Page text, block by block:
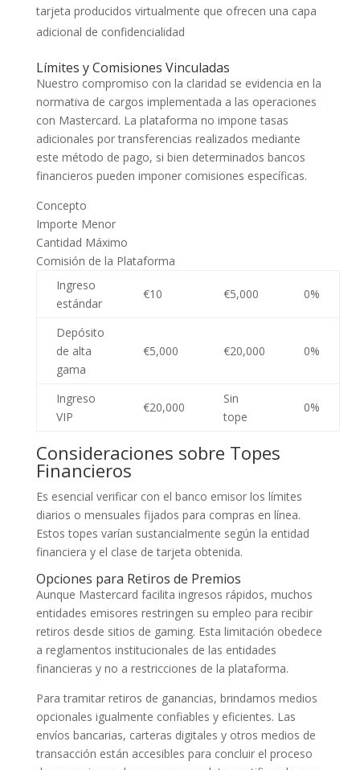
tarjeta producidos virtualmente que ofrecen una capa
adicional de confidencialidad
Límites y Comisiones Vinculadas
Nuestro compromiso con la claridad se evidencia en la
normativa de cargos implementada a las operaciones
con Mastercard. La plataforma no impone tasas
adicionales por transferencias realizados mediante
este método de pago, si bien determinados bancos
financieros pueden imponer comisiones específicas.
Concepto
Importe Menor
Cantidad Máximo
Comisión de la Plataforma
Ingreso
estándar
€10 €5,000 0%
Depósito
de alta
gama
€5,000 €20,000 0%
Ingreso
VIP
€20,000
Sin
tope
0%
Consideraciones sobre Topes
Financieros
Es esencial verificar con el banco emisor los límites
diarios o mensuales fijados para compras en línea.
Estos topes varían sustancialmente según la entidad
financiera y el clase de tarjeta obtenida.
Opciones para Retiros de Premios
Aunque Mastercard facilita ingresos rápidos, muchos
entidades emisores restringen su empleo para recibir
retiros desde sitios de gaming. Esta limitación obedece
a reglamentos institucionales de las entidades
financieras y no a restricciones de la plataforma.
Para tramitar retiros de ganancias, brindamos medios
opcionales igualmente confiables y eficientes. Las
envíos bancarias, carteras digitales y otros medios de
transacción están accesibles para concluir el proceso